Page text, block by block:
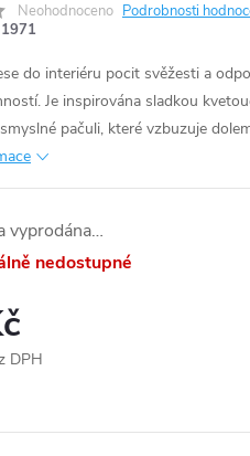
Neohodnoceno Podrobnosti
1971
do interiéru pocit svěžesti a
Je inspirována sladkou
pačuli, které vzbuzuje
vyprodána…
nedostupné
DPH